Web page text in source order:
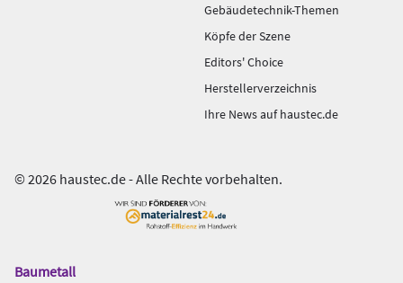
Gebäudetechnik-Themen
Köpfe der Szene
Editors' Choice
Herstellerverzeichnis
Ihre News auf haustec.de
© 2026 haustec.de - Alle Rechte vorbehalten.
Das
Baumetall